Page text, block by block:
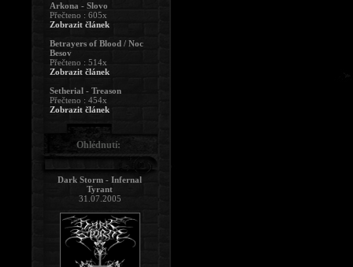
Arkona - Slovo
Přečteno : 605x
Zobrazit článek
Betrayers of Blood / Noc
Besov
Přečteno : 514x
Zobrazit článek
Setherial - Treason
Přečteno : 454x
Zobrazit článek
Ohlédnutí:
Dark Storm - Infernal
Tyrant
31.07.2005